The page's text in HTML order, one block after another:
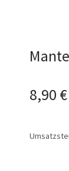
8,90 €